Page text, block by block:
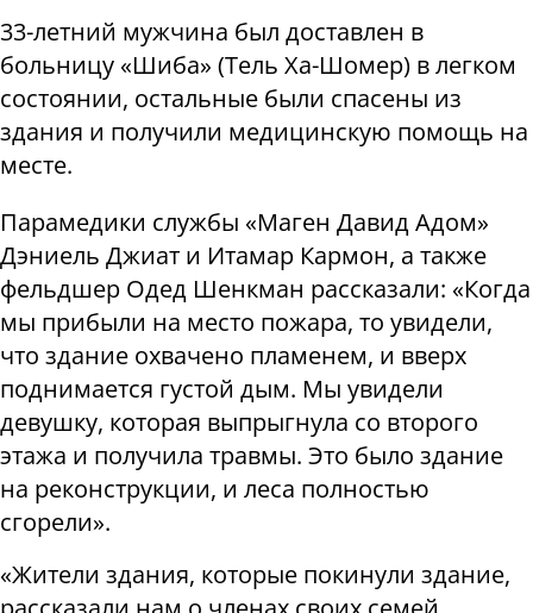
33-летний мужчина был доставлен в
больницу «Шиба» (Тель Ха-Шомер) в легком
состоянии, остальные были спасены из
здания и получили медицинскую помощь на
месте.
Парамедики службы «Маген Давид Адом»
Дэниель Джиат и Итамар Кармон, а также
фельдшер Одед Шенкман рассказали: «Когда
мы прибыли на место пожара, то увидели,
что здание охвачено пламенем, и вверх
поднимается густой дым. Мы увидели
девушку, которая выпрыгнула со второго
этажа и получила травмы. Это было здание
на реконструкции, и леса полностью
сгорели».
«Жители здания, которые покинули здание,